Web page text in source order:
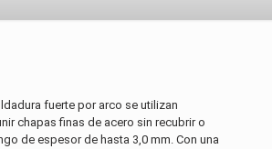
fuerte por arco se utilizan
chapas finas de acero sin recubrir o
de espesor de hasta 3,0 mm. Con una